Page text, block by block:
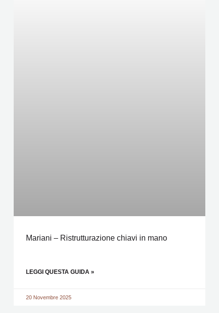
Mariani – Ristrutturazione chiavi in mano
LEGGI QUESTA GUIDA »
20 Novembre 2025